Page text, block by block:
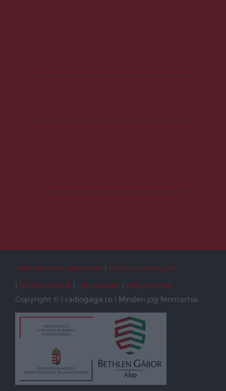
Adatvédelmi nyilatkozat
Cookie szabályzat
Sütibeállítások
Impresszum
Hibajelentés
Copyright © | radiogaga.ro | Minden jog fenntartva.